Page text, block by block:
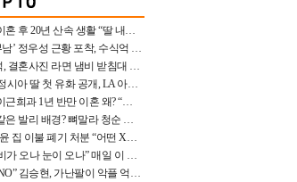
배우 최일순, 이혼 후 20년 산속 생활 “딸 내가 버렸다고 원망‥맘 아파”(특종)[어제TV]
‘혼외자→유부남’ 정우성 근황 포착, 수식억 해킹 피해 후배 만났다 “존경하는”
집 공개 유재석, 결혼사진 라면 냄비 받침대 되고 분노‥가족사진도 피해(놀뭐)[어제TV]
백윤식 손녀+정시아 딸 첫 유화 공개, LA 아트쇼→서울국제조각페스타 작가다운 수준급 실력
유혜리, 배우 이근희과 1년 반만 이혼 왜? “식칼 꽂고 의자 던져” 충격 폭로(특종)[어제TV]
임지연, 그림 같은 발리 배경? 뼈말라 청순 비키니 핏에 상대 안 되네
김성수, ♥박소윤 집 이불 폐기 처분 “어떤 X이랑 썼을지 몰라” 질투(신랑수업2)[어제TV]
44kg 송가인 “비가 오나 눈이 오나” 매일 이 운동, 허벅지 근육량 상승+체지방 감소
“연예인 걱정 NO” 김승현, 가난팔이 악플 억울할만‥아내+딸과 日 여행